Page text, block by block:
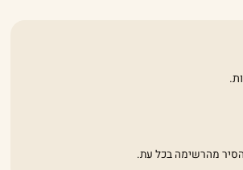
מהרשימה בכל עת.